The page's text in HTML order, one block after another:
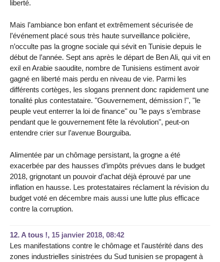
liberté.
Mais l’ambiance bon enfant et extrêmement sécurisée de
l’événement placé sous très haute surveillance policière,
n’occulte pas la grogne sociale qui sévit en Tunisie depuis le
début de l’année. Sept ans après le départ de Ben Ali, qui vit en
exil en Arabie saoudite, nombre de Tunisiens estiment avoir
gagné en liberté mais perdu en niveau de vie. Parmi les
différents cortèges, les slogans prennent donc rapidement une
tonalité plus contestataire. "Gouvernement, démission !", "le
peuple veut enterrer la loi de finance" ou "le pays s’embrase
pendant que le gouvernement fête la révolution", peut-on
entendre crier sur l’avenue Bourguiba.
Alimentée par un chômage persistant, la grogne a été
exacerbée par des hausses d’impôts prévues dans le budget
2018, grignotant un pouvoir d’achat déjà éprouvé par une
inflation en hausse. Les protestataires réclament la révision du
budget voté en décembre mais aussi une lutte plus efficace
contre la corruption.
12. A tous !, 15 janvier 2018, 08:42
Les manifestations contre le chômage et l’austérité dans des
zones industrielles sinistrées du Sud tunisien se propagent à